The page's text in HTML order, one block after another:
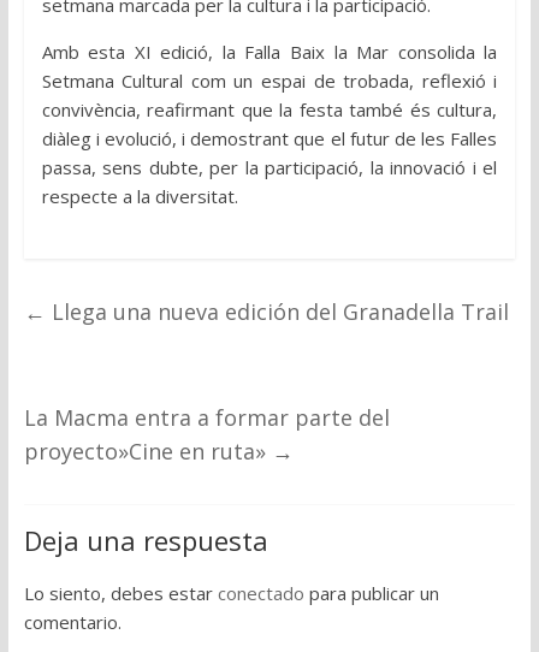
Amb esta XI edició, la Falla Baix la Mar consolida la
Setmana Cultural com un espai de trobada, reflexió i
convivència, reafirmant que la festa també és cultura,
diàleg i evolució, i demostrant que el futur de les Falles
passa, sens dubte, per la participació, la innovació i el
respecte a la diversitat.
← Llega una nueva edición del Granadella Trail
La Macma entra a formar parte del
proyecto»Cine en ruta» →
Deja una respuesta
Lo siento, debes estar conectado para publicar un
comentario.